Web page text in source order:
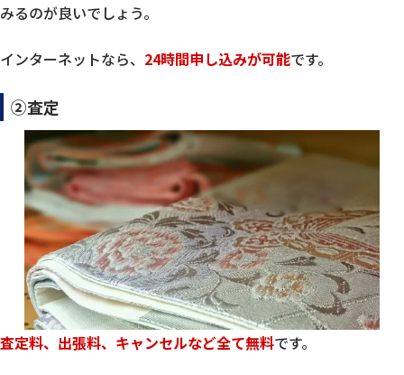
みるのが良いでしょう。
インターネットなら、 24時間申し込みが可能です。
②査定
査定料、出張料、キャンセルなど全て無料です。